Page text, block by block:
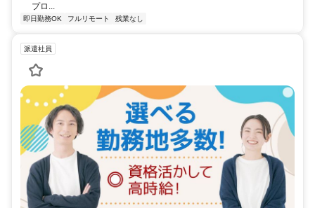
プロ...
即日勤務OK フルリモート 残業なし
派遣社員